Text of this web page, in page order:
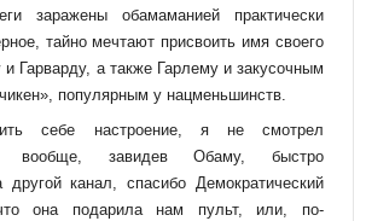
заражены обамаманией практически
тайно мечтают присвоить имя своего
и Гарварду, а также Гарлему и закусочным
популярным у нацменьшинств.
себе настроение, я не смотрел
вообще, завидев Обаму, быстро
канал, спасибо Демократический
она подарила нам пульт, или, по-